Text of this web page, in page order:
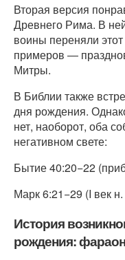
Вторая версия
Древнего Рима. В
воины переняли
примеров ―
Митры.
В Библии также
дня рождения.
нет, наоборот, оба
негативном свете:
Бытие 40:20−22
Марк 6:21−29 (I век н.
История
рождения: